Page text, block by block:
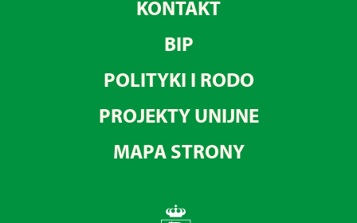
KONTAKT
BIP
POLITYKI I RODO
PROJEKTY UNIJNE
MAPA STRONY